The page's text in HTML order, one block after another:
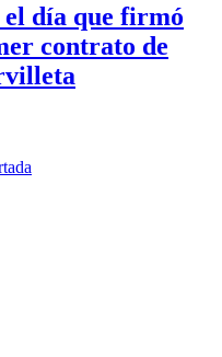
día que firmó
contrato de